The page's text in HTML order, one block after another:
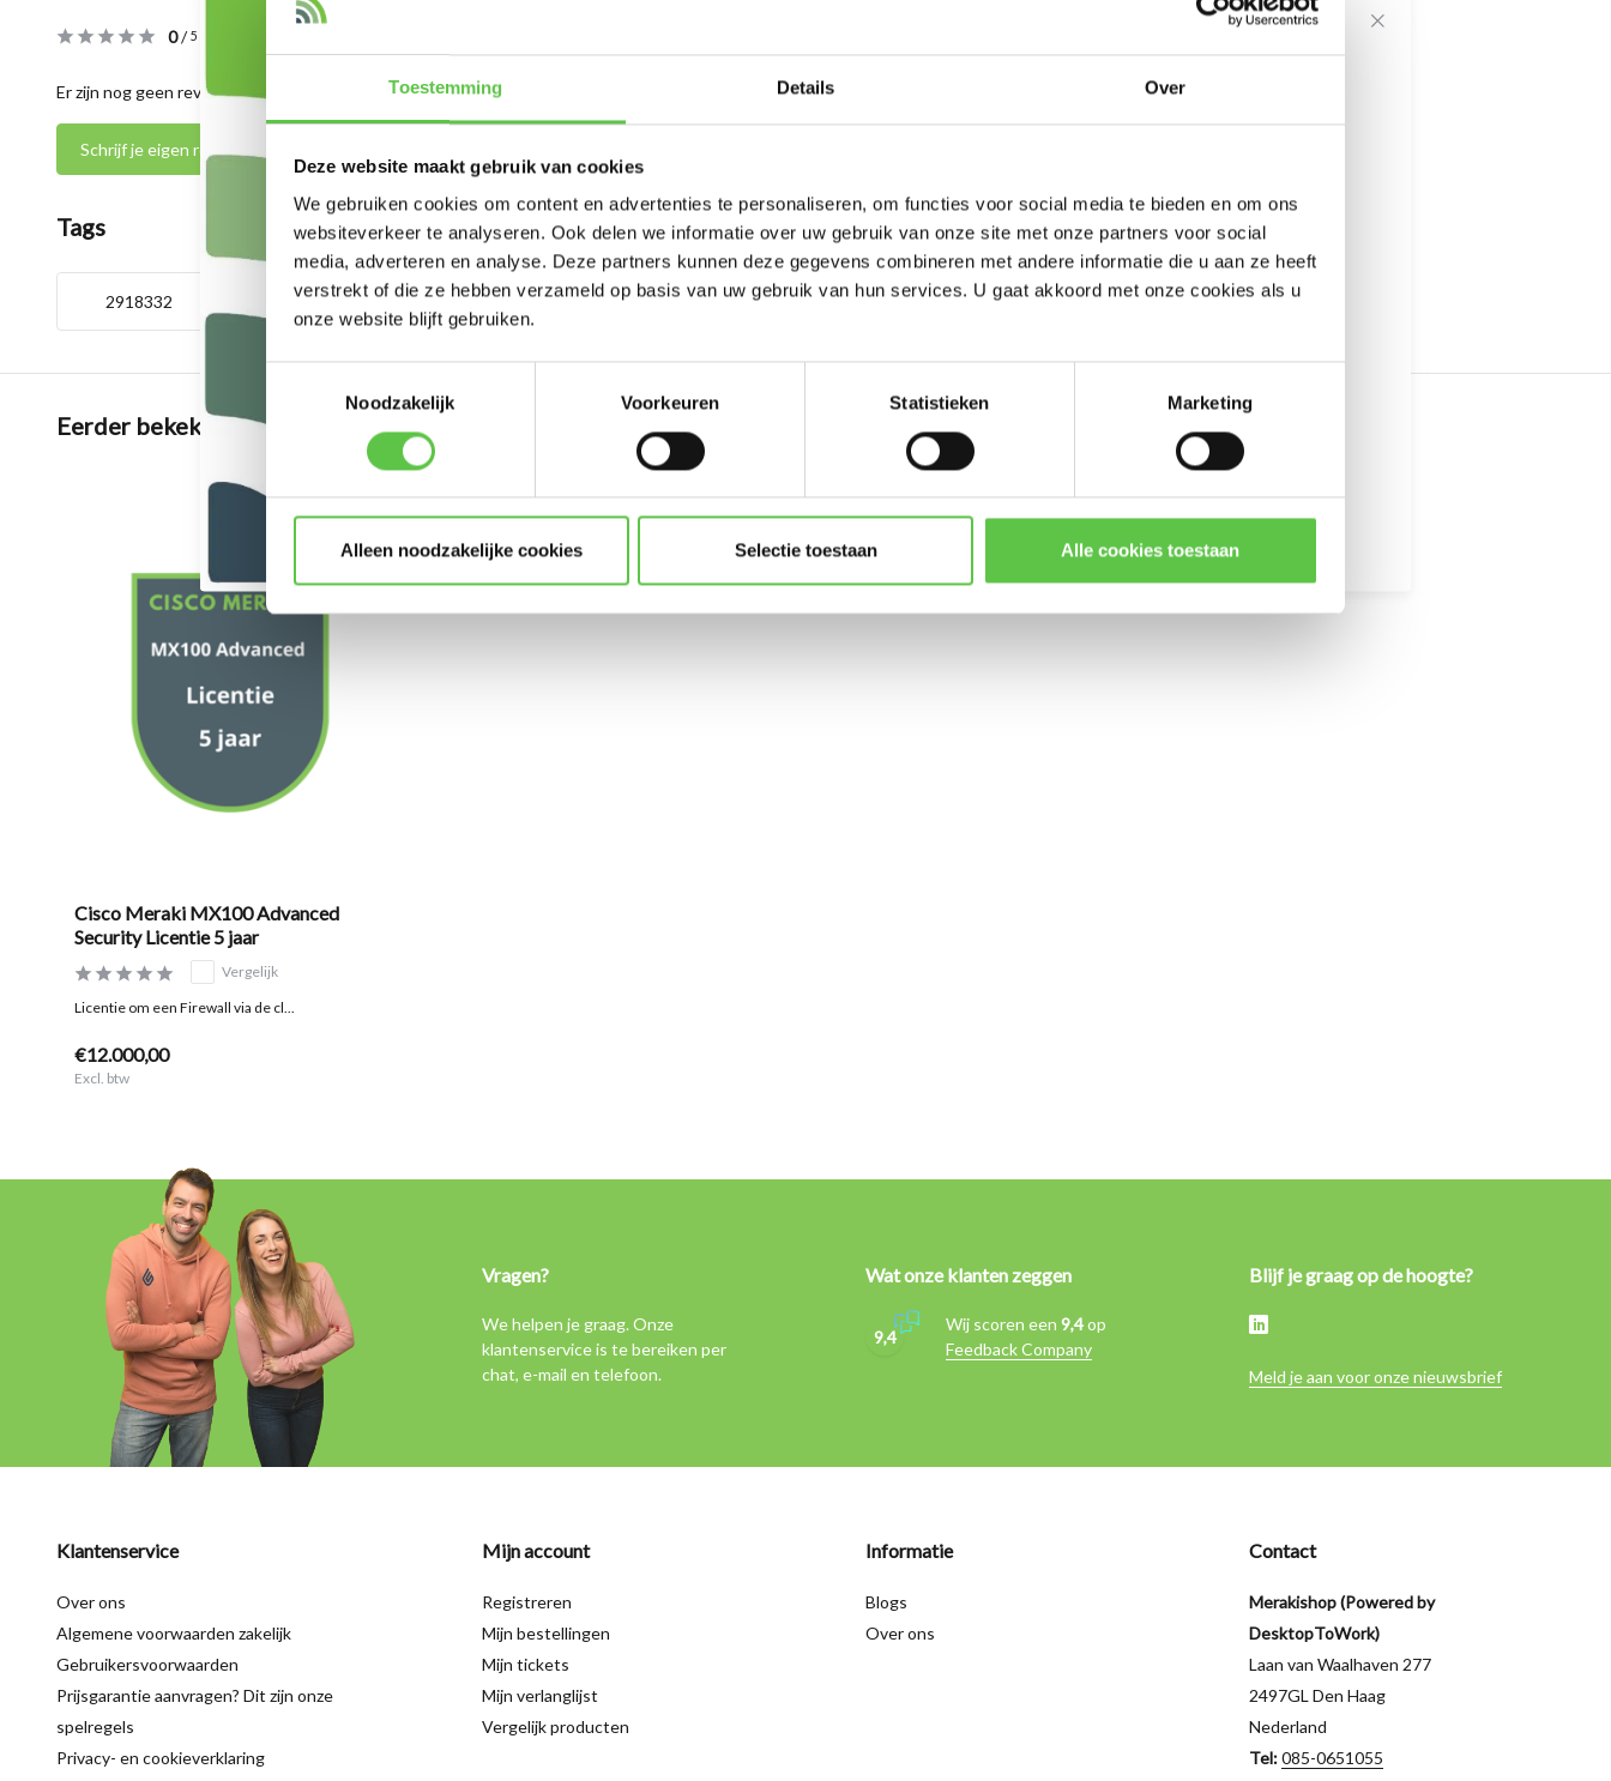
Toestemming Details Over
Deze website maakt gebruik van cookies
We gebruiken cookies om content en advertenties te personaliseren, om functies voor social media te bieden en om ons
websiteverkeer te analyseren. Ook delen we informatie over uw gebruik van onze site met onze partners voor social
media, adverteren en analyse. Deze partners kunnen deze gegevens combineren met andere informatie die u aan ze heeft
verstrekt of die ze hebben verzameld op basis van uw gebruik van hun services. U gaat akkoord met onze cookies als u
onze website blijft gebruiken.
Noodzakelijk
Voorkeuren Statistieken Marketing
Alleen noodzakelijke cookies Selectie toestaan Alle cookies toestaan
0/5
Er zijn nog geen reviews geschreven over dit product..
Schrijf je eigen review
Tags
2918332 5 jaar Advanced Security LIC-MX100-SEC-5YR licentie
Eerder bekeken
Cisco Meraki MX100 Advanced
Security Licentie 5 jaar
Vergelijk
Licentie om een Firewall via de cl...
€12.000,00
Excl. btw
Vragen?
We helpen je graag. Onze
klantenservice is te bereiken per
chat, e-mail en telefoon.
Wat onze klanten zeggen
9,4
Wij scoren een 9,4op
Feedback Company
Blijf je graag op de hoogte?
Meld je aan voor onze nieuwsbrief
Klantenservice
Over ons
Algemene voorwaarden zakelijk
Gebruikersvoorwaarden
Prijsgarantie aanvragen? Dit zijn onze
spelregels
Privacy- en cookieverklaring
Mijn account
Registreren
Mijn bestellingen
Mijn tickets
Mijn verlanglijst
Vergelijk producten
Informatie
Blogs
Over ons
Contact
Merakishop (Powered by
DesktopToWork)
Laan van Waalhaven 277
2497GL Den Haag
Nederland
Tel:085-0651055
Schrijf je in voor onze
Updates, acties & productinformatie
E-mailadres*
* Lees hier de wettelijke beperkingen